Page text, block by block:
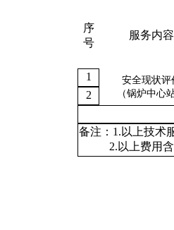
序
号
服务内容
1
安全现状评
（锅炉中心
2
备注： 1.以上技术
2.以上费用